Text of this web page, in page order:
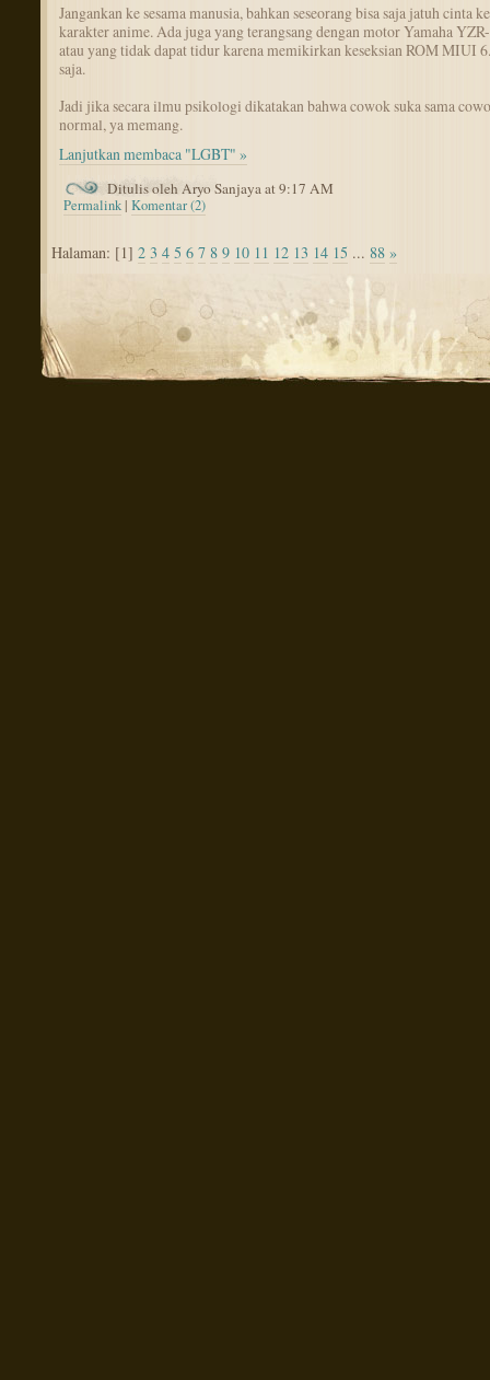
Jangankan ke sesama manusia, bahkan seseorang bisa saja jatuh cinta ke
karakter anime. Ada juga yang terangsang dengan motor Yamaha
atau yang tidak dapat tidur karena memikirkan keseksian ROM MIUI
saja.
Jadi jika secara ilmu psikologi dikatakan bahwa cowok suka sama
normal, ya memang.
Lanjutkan membaca "LGBT" »
Ditulis oleh Aryo Sanjaya at 9:17 AM
Permalink |Komentar (2)
Halaman: [1] 2 3 4 5 6 7 8 9 10 11 12 13 14 15 ... 88 »